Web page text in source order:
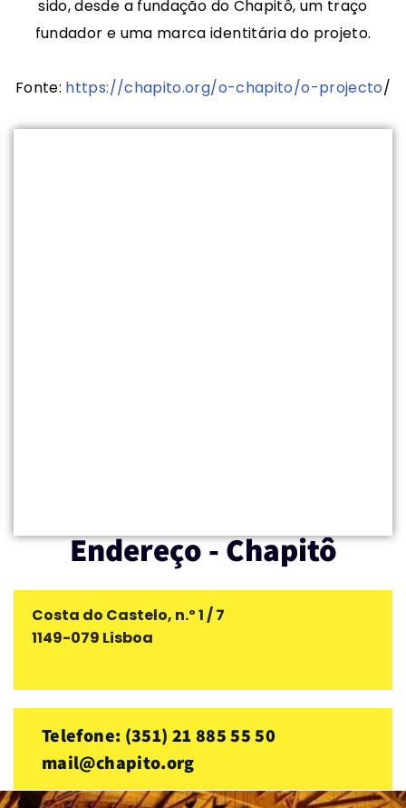
sido, desde a fundação do Chapitô, um traço
fundador e uma marca identitária do projeto.
Fonte: https://chapito.org/o-chapito/o-projecto/
Endereço - Chapitô
Costa do Castelo, n.º 1 / 7
1149-079 Lisboa
Telefone: (351) 21 885 55 50
mail@chapito.org